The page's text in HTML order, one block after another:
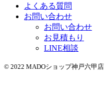
よくある質問
お問い合わせ
お問い合わせ
お見積もり
LINE相談
© 2022 MADOショップ神戸六甲店